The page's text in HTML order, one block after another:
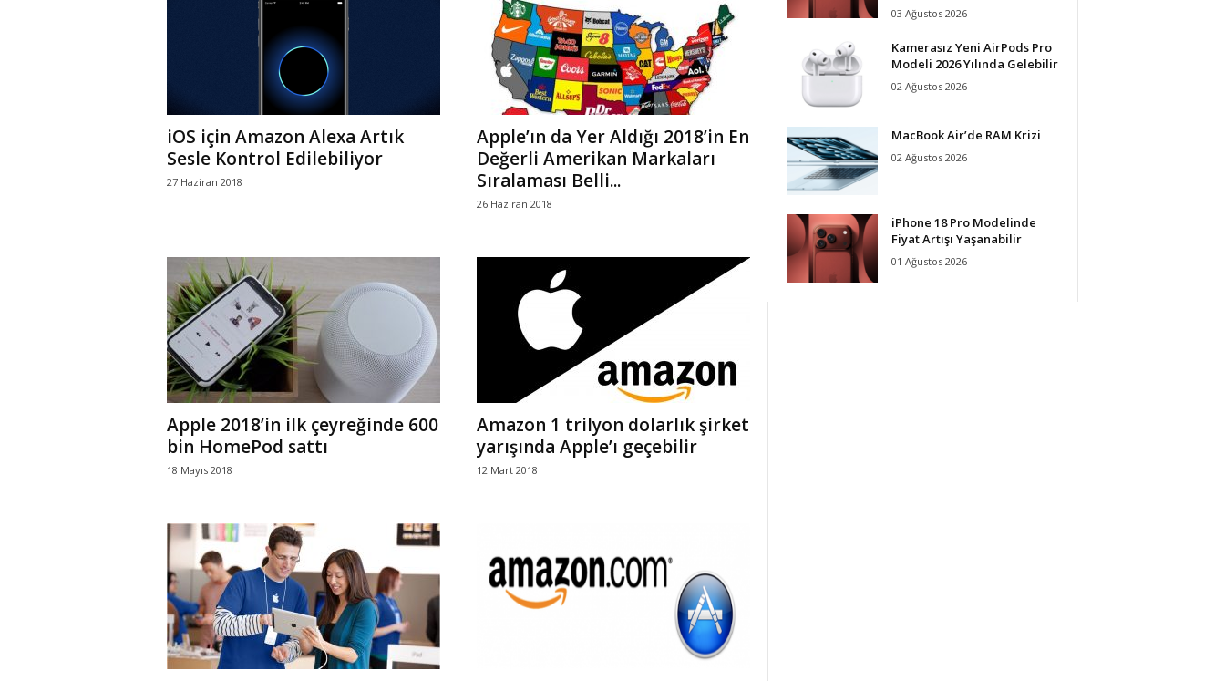
iOS için Amazon Alexa Artık
Sesle Kontrol Edilebiliyor
27 Haziran 2018
Apple’ın da Yer Aldığı 2018’in En
Değerli Amerikan Markaları
Sıralaması Belli...
26 Haziran 2018
Apple 2018’in ilk çeyreğinde 600
bin HomePod sattı
18 Mayıs 2018
Amazon 1 trilyon dolarlık şirket
yarışında Apple’ı geçebilir
12 Mart 2018
03 Ağustos 2026
Kamerasız Yeni AirPods Pro
Modeli 2026 Yılında Gelebilir
02 Ağustos 2026
MacBook Air’de RAM Krizi
02 Ağustos 2026
iPhone 18 Pro Modelinde
Fiyat Artışı Yaşanabilir
01 Ağustos 2026